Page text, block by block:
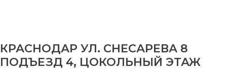
КРАСНОДАР УЛ. СНЕСАРЕВА 8
ПОДЪЕЗД 4, ЦОКОЛЬНЫЙ ЭТАЖ